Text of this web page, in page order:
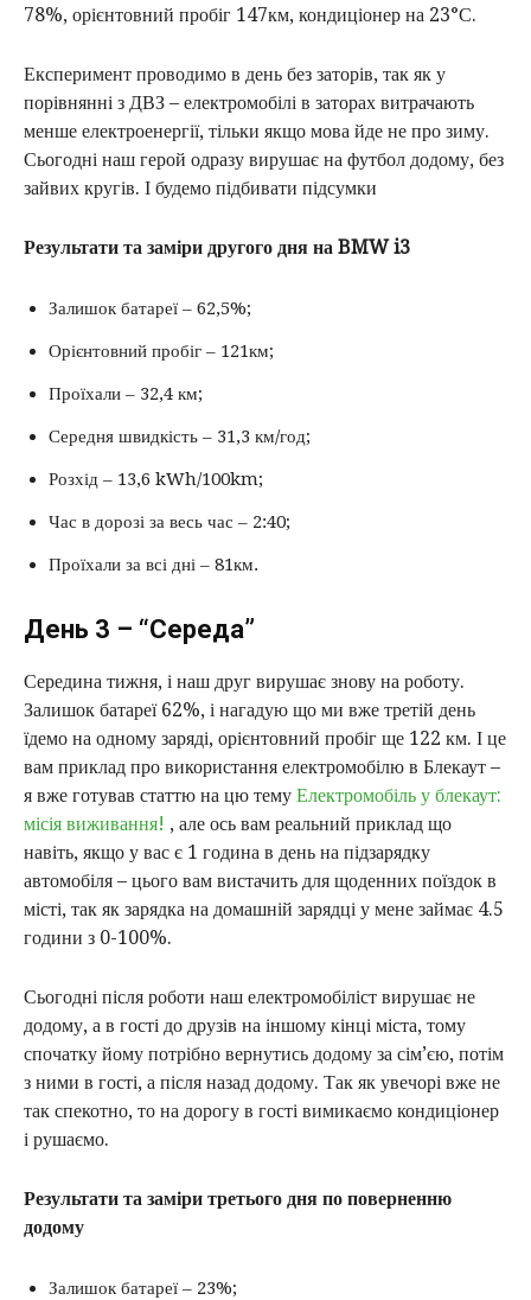
78%, орієнтовний пробіг 147км, кондиціонер на 23°С.
Експеримент проводимо в день без заторів, так як у
порівнянні з ДВЗ – електромобілі в заторах витрачають
менше електроенергії, тільки якщо мова йде не про зиму.
Сьогодні наш герой одразу вирушає на футбол додому, без
зайвих кругів. І будемо підбивати підсумки
Результати та заміри другого дня на BMW i3
Залишок батареї – 62,5%;
Орієнтовний пробіг – 121км;
Проїхали – 32,4 км;
Середня швидкість – 31,3 км/год;
Розхід – 13,6 kWh/100km;
Час в дорозі за весь час – 2:40;
Проїхали за всі дні – 81км.
День 3 – “Середа”
Середина тижня, і наш друг вирушає знову на роботу.
Залишок батареї 62%, і нагадую що ми вже третій день
їдемо на одному заряді, орієнтовний пробіг ще 122 км. І це
вам приклад про використання електромобілю в Блекаут –
я вже готував статтю на цю тему Електромобіль у блекаут:
місія виживання! , але ось вам реальний приклад що
навіть, якщо у вас є 1 година в день на підзарядку
автомобіля – цього вам вистачить для щоденних поїздок в
місті, так як зарядка на домашній зарядці у мене займає 4.5
години з 0-100%.
Сьогодні після роботи наш електромобіліст вирушає не
додому, а в гості до друзів на іншому кінці міста, тому
спочатку йому потрібно вернутись додому за сім’єю, потім
з ними в гості, а після назад додому. Так як увечорі вже не
так спекотно, то на дорогу в гості вимикаємо кондиціонер
і рушаємо.
Результати та заміри третього дня по поверненню
додому
Залишок батареї – 23%;